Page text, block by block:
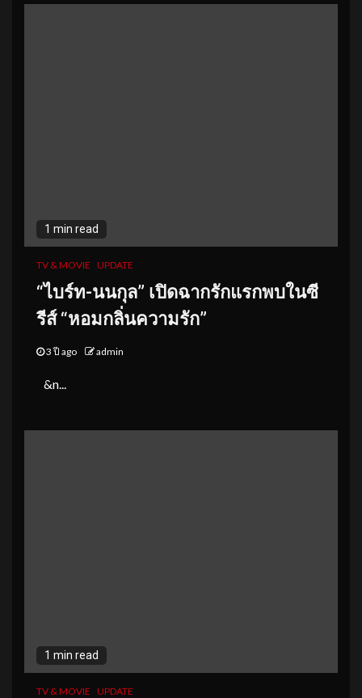
1 min read
TV & MOVIE UPDATE
“ไบร์ท-นนกุล” เปิดฉากรักแรกพบในซี
รีส์ “หอมกลิ่นความรัก”
3 ปี ago admin
&n...
1 min read
TV & MOVIE UPDATE